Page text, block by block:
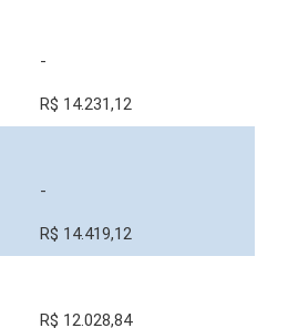
-
R$ 14.231,12
-
R$ 14.419,12
R$ 12.028,84